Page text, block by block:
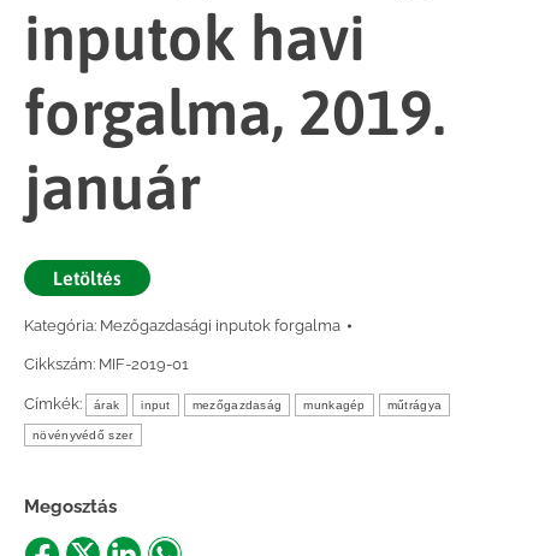
inputok havi
forgalma, 2019.
január
Letöltés
Kategória: Mezőgazdasági inputok forgalma
Cikkszám: MIF-2019-01
Címkék: árak input mezőgazdaság munkagép műtrágya
növényvédő szer
Megosztás